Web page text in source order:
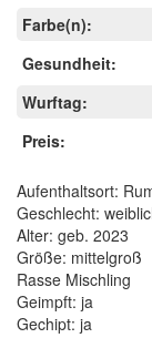
Farbe(n):
Gesundheit:
Wurftag:
Preis:
Aufenthaltsort:
Geschlecht:
Alter: geb. 2023
Größe: mittelgroß
Rasse Mischling
Geimpft: ja
Gechipt: ja